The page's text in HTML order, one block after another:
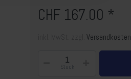
CHF 167.00 *
inkl. MwSt. zzgl.Versandkosten
Stück